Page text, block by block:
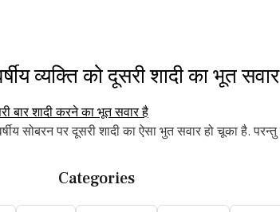
व्यक्ति को दूसरी शादी का भूत सवार
सोबरन पर दूसरी शादी का ऐसा भुत सवार हो चूका है.
Categories